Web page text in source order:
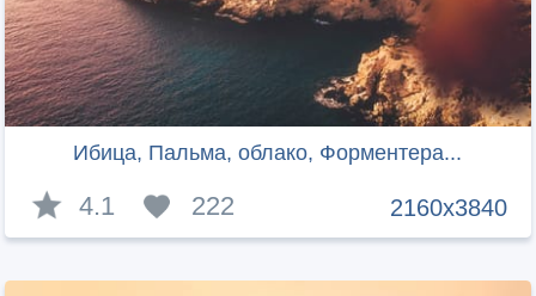
Ибица, Пальма, облако, Форментера...
2160x3840
4.1 222